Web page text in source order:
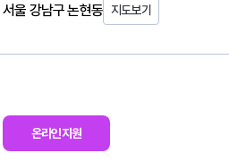
서울 강남구 논현동 지도보기
온라인지원